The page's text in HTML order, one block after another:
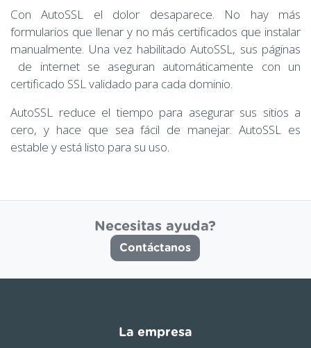
Con AutoSSL el dolor desaparece. No hay más
formularios que llenar y no más certificados que instalar
manualmente. Una vez habilitado AutoSSL, sus páginas
de internet se aseguran automáticamente con un
certificado SSL validado para cada dominio.
AutoSSL reduce el tiempo para asegurar sus sitios a
cero, y hace que sea fácil de manejar. AutoSSL es
estable y está listo para su uso.
Necesitas ayuda?
Contáctanos
La empresa